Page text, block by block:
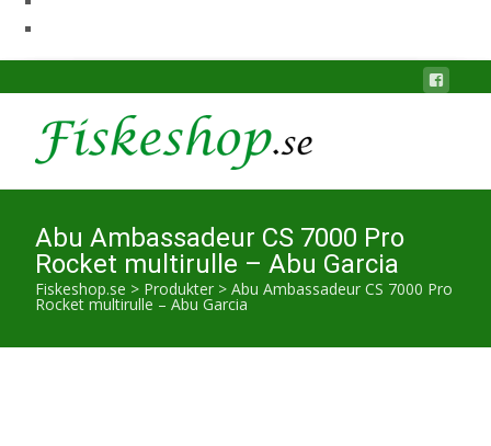
Abu Ambassadeur CS 7000 Pro
Rocket multirulle – Abu Garcia
Fiskeshop.se > Produkter > Abu Ambassadeur CS 7000 Pro
Rocket multirulle – Abu Garcia